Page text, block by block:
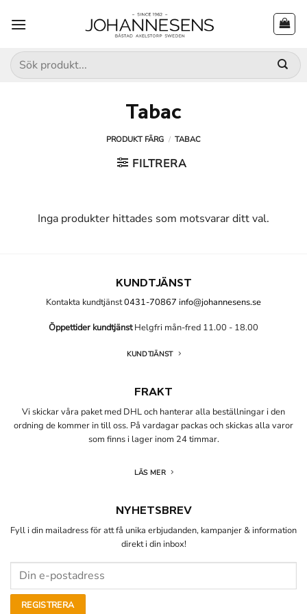
Sök
efter:
Tabac
PRODUKT FÄRG / TABAC
FILTRERA
Inga produkter hittades som motsvarar ditt val.
KUNDTJÄNST
Kontakta kundtjänst0431-70867 info@johannesens.se
Öppettider kundtjänstHelgfri mån-fred 11.00 - 18.00
KUNDTJÄNST
FRAKT
Vi skickar våra paket med DHL och hanterar alla beställningar i den
ordning de kommer in till oss. På vardagar packas och skickas alla varor
som finns i lager inom 24 timmar.
LÄS MER
NYHETSBREV
Fyll i din mailadress för att få unika erbjudanden, kampanjer & information
direkt i din inbox!